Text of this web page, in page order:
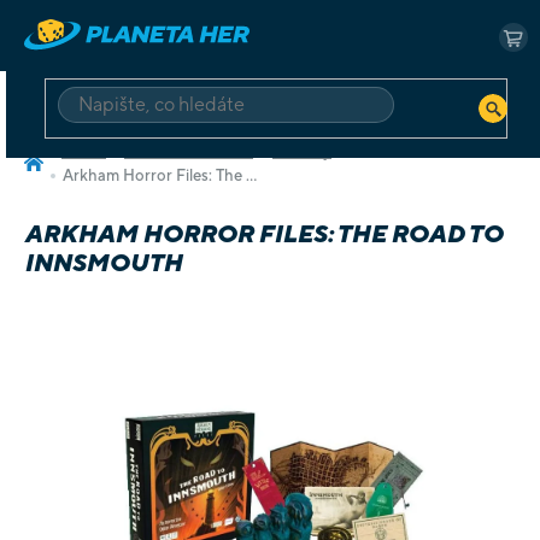
obsah
HLEDAT
Arkham Horror Files: The Road to Innsmouth
ARKHAM HORROR FILES: THE ROAD TO
INNSMOUTH